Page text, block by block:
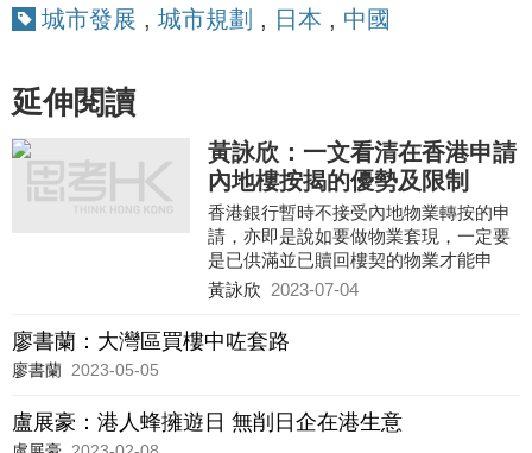
城市發展 , 城市規劃 , 日本 , 中國
延伸閱讀
黃詠欣：一文看清在香港申請
內地樓按揭的優勢及限制
香港銀行暫時不接受內地物業轉按的申
請，亦即是說如要做物業套現，一定要
是已供滿並已贖回樓契的物業才能申
請。
黃詠欣 2023-07-04
廖書蘭：大灣區買樓中咗套路
廖書蘭 2023-05-05
盧展豪：港人蜂擁遊日 無削日企在港生意